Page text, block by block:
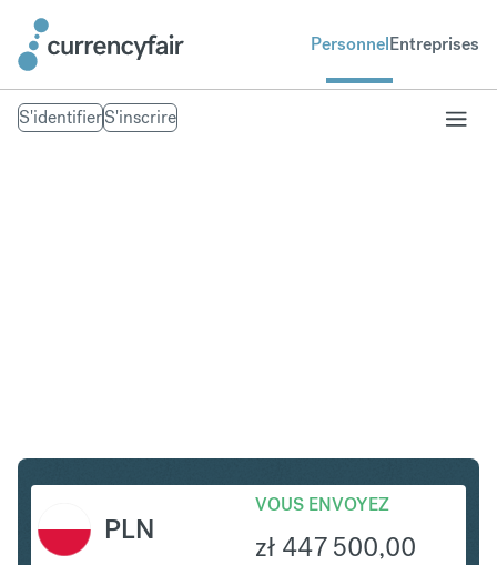
PersonnelEntreprises
S'identifierS'inscrire
PLN
VOUS ENVOYEZ
zł 447 500,00